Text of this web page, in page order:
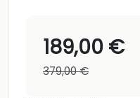
189,00 €
379,00 €